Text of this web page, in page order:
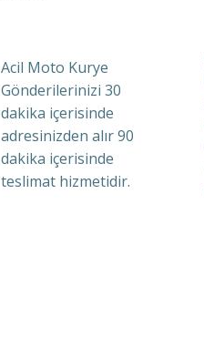
Acil Moto Kurye
Gönderilerinizi 30
dakika içerisinde
adresinizden alır 90
dakika içerisinde
teslimat hizmetidir.